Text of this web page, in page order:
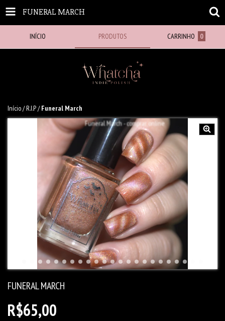
FUNERAL MARCH
INÍCIO PRODUTOS CARRINHO 0
Início/R.I.P/ Funeral March
FUNERAL MARCH
R$65,00